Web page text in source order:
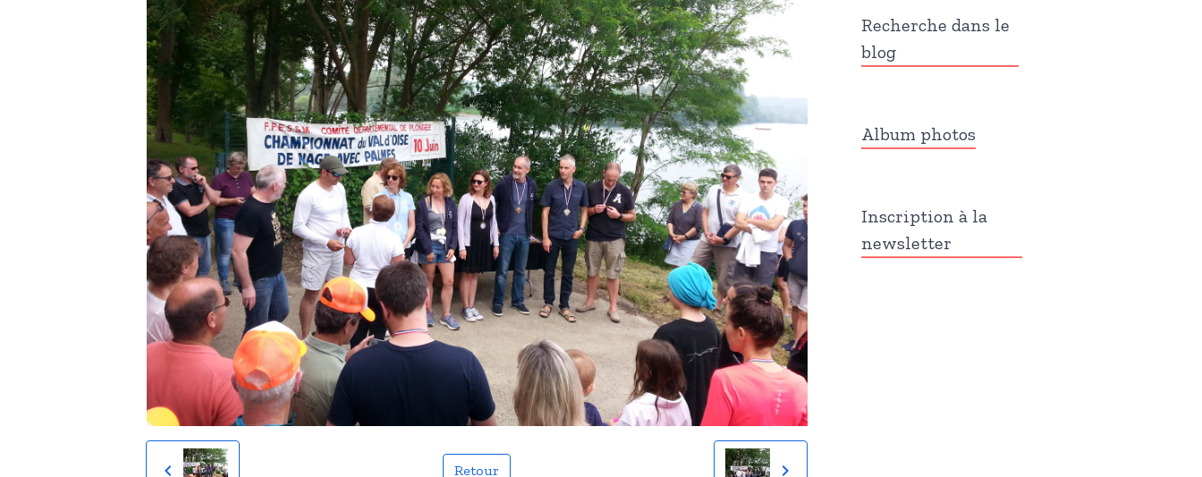
Retour
Recherche dans le
blog
Album photos
Inscription à la
newsletter